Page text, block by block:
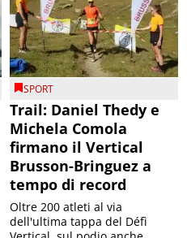
SPORT
Trail: Daniel Thedy e
Michela Comola
firmano il Vertical
Brusson-Bringuez a
tempo di record
Oltre 200 atleti al via
dell'ultima tappa del Défì